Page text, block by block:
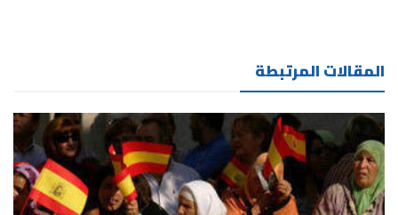
المقالات المرتبطة